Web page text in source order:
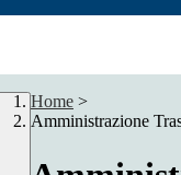
Home >
Amministrazione